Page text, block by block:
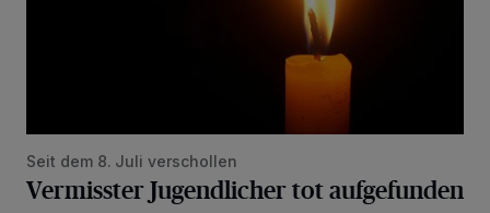
Seit dem 8. Juli verschollen
Vermisster Jugendlicher tot aufgefunden